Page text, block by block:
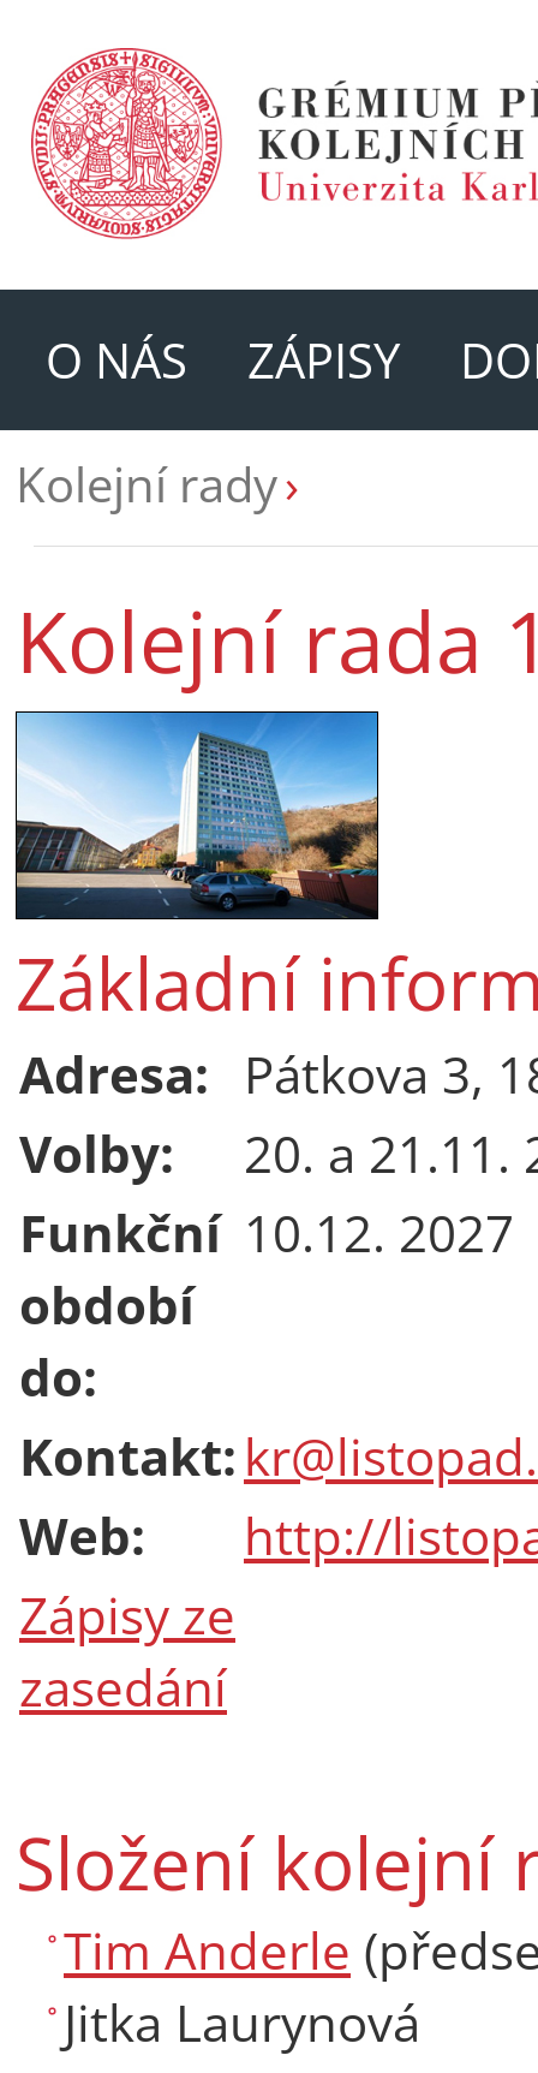
O NÁS ZÁPISY
Kolejní rady
Kolejní rada
Základní
Adresa:
Pátkova 3,
Volby:
20. a 21.11.
Funkční
období
do:
10.12. 2027
Kontakt:
Web:
http://
Zápisy ze
zasedání
Složení kolejní
Tim Anderle
Jitka Laurynová